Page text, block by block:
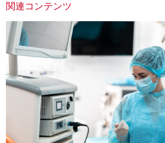
関連コンテンツ